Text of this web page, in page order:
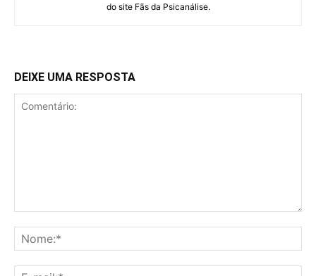
do site Fãs da Psicanálise.
DEIXE UMA RESPOSTA